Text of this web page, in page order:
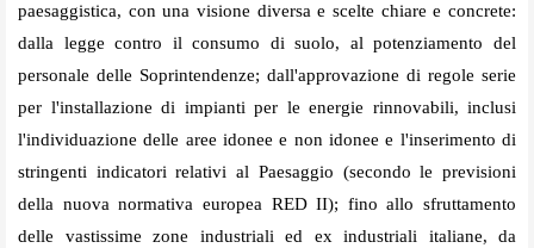
paesaggistica, con una visione diversa e scelte chiare e concrete:
dalla legge contro il consumo di suolo, al potenziamento del
personale delle Soprintendenze; dall'approvazione di regole serie
per l'installazione di impianti per le energie rinnovabili, inclusi
l'individuazione delle aree idonee e non idonee e l'inserimento di
stringenti indicatori relativi al Paesaggio (secondo le previsioni
della nuova normativa europea RED II); fino allo sfruttamento
delle vastissime zone industriali ed ex industriali italiane, da